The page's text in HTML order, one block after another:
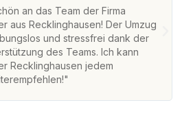
an das Team der Firma
aus Recklinghausen! Der Umzug
und stressfrei dank der
des Teams. Ich kann
Recklinghausen jedem